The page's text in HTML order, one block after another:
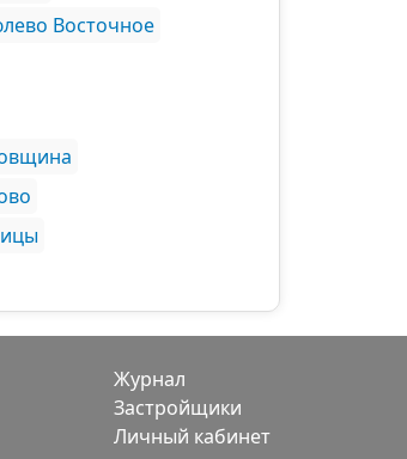
Восточное
Журнал
Застройщики
Личный кабинет